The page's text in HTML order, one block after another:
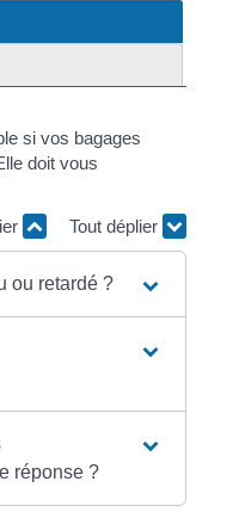
si vos bagages
doit vous
Tout déplier
ou retardé ?
réponse ?